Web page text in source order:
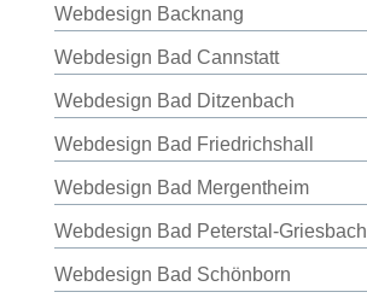
Webdesign Backnang
Webdesign Bad Cannstatt
Webdesign Bad Ditzenbach
Webdesign Bad Friedrichshall
Webdesign Bad Mergentheim
Webdesign Bad Peterstal-Griesbach
Webdesign Bad Schönborn